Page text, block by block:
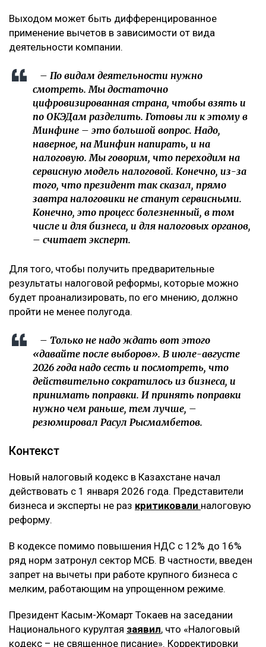
Выходом может быть дифференцированное
применение вычетов в зависимости от вида
деятельности компании.
– По видам деятельности нужно
смотреть. Мы достаточно
цифровизированная страна, чтобы взять и
по ОКЭДам разделить. Готовы ли к этому в
Минфине – это большой вопрос. Надо,
наверное, на Минфин напирать, и на
налоговую. Мы говорим, что переходим на
сервисную модель налоговой. Конечно, из-за
того, что президент так сказал, прямо
завтра налоговики не станут сервисными.
Конечно, это процесс болезненный, в том
числе и для бизнеса, и для налоговых органов,
– считает эксперт.
Для того, чтобы получить предварительные
результаты налоговой реформы, которые можно
будет проанализировать, по его мнению, должно
пройти не менее полугода.
– Только не надо ждать вот этого
«давайте после выборов». В июле-августе
2026 года надо сесть и посмотреть, что
действительно сократилось из бизнеса, и
принимать поправки. И принять поправки
нужно чем раньше, тем лучше, –
резюмировал Расул Рысмамбетов.
Контекст
Новый налоговый кодекс в Казахстане начал
действовать с 1 января 2026 года. Представители
бизнеса и эксперты не раз критиковали налоговую
реформу.
В кодексе помимо повышения НДС с 12% до 16%
ряд норм затронул сектор МСБ. В частности, введен
запрет на вычеты при работе крупного бизнеса с
мелким, работающим на упрощенном режиме.
Президент Касым-Жомарт Токаев на заседании
Национального курултая заявил, что «Налоговый
кодекс – не священное писание». Корректировки